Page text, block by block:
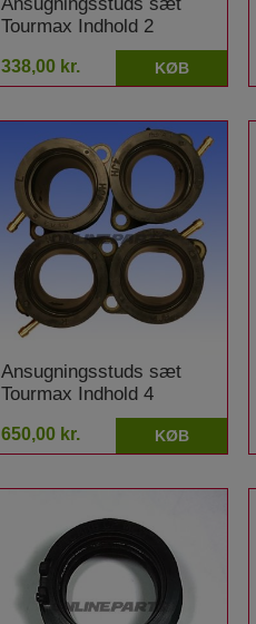
Tourmax Indhold 2
stykker Yamaha XV 750
Virago Gussrad
338,00 kr. KØB
Ansugningsstuds sæt
Tourmax Indhold 4
stykker Yamaha FZR 600
RH Genesis
650,00 kr. KØB